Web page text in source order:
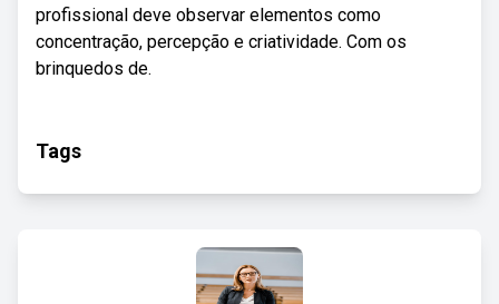
profissional deve observar elementos como
concentração, percepção e criatividade. Com os
brinquedos de.
Tags